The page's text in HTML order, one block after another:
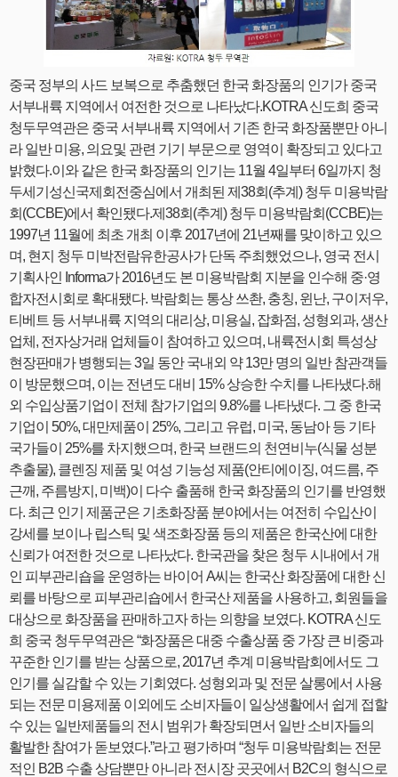
중국 정부의 사드 보복으로 추춤했던 한국 화장품의 인기가 중국
서부내륙 지역에서 여전한 것으로 나타났다.KOTRA 신도희 중국
청두무역관은 중국 서부내륙 지역에서 기존 한국 화장품뿐만 아니
라 일반 미용, 의요및 관련 기기 부문으로 영역이 확장되고 있다고
밝혔다.이와 같은 한국 화장품의 인기는 11월 4일부터 6일까지 청
두세기성신국제회전중심에서 개최된 제38회(추계) 청두 미용박람
회(CCBE)에서 확인됐다.제38회(추계) 청두 미용박람회(CCBE)는
1997년 11월에 최초 개최 이후 2017년에 21년째를 맞이하고 있으
며, 현지 청두 미박전람유한공사가 단독 주최했었으나, 영국 전시
기획사인 Informa가 2016년도 본 미용박람회 지분을 인수해 중·영
합자전시회로 확대됐다. 박람회는 통상 쓰촨, 충칭, 윈난, 구이저우,
티베트 등 서부내륙 지역의 대리상, 미용실, 잡화점, 성형외과, 생산
업체, 전자상거래 업체들이 참여하고 있으며, 내륙전시회 특성상
현장판매가 병행되는 3일 동안 국내외 약 13만 명의 일반 참관객들
이 방문했으며, 이는 전년도 대비 15% 상승한 수치를 나타냈다.해
외 수입상품기업이 전체 참가기업의 9.8%를 나타냈다. 그 중 한국
기업이 50%, 대만제품이 25%, 그리고 유럽, 미국, 동남아 등 기타
국가들이 25%를 차지했으며, 한국 브랜드의 천연비누(식물 성분
추출물), 클렌징 제품 및 여성 기능성 제품(안티에이징, 여드름, 주
근깨, 주름방지, 미백)이 다수 출품해 한국 화장품의 인기를 반영했
다. 최근 인기 제품군은 기초화장품 분야에서는 여전히 수입산이
강세를 보이나 립스틱 및 색조화장품 등의 제품은 한국산에 대한
신뢰가 여전한 것으로 나타났다. 한국관을 찾은 청두 시내에서 개
인 피부관리숍을 운영하는 바이어 A씨는 한국산 화장품에 대한 신
뢰를 바탕으로 피부관리숍에서 한국산 제품을 사용하고, 회원들을
대상으로 화장품을 판매하고자 하는 의향을 보였다. KOTRA 신도
희 중국 청두무역관은 “화장품은 대중 수출상품 중 가장 큰 비중과
꾸준한 인기를 받는 상품으로, 2017년 추계 미용박람회에서도 그
인기를 실감할 수 있는 기회였다. 성형외과 및 전문 살롱에서 사용
되는 전문 미용제품 이외에도 소비자들이 일상생활에서 쉽게 접할
수 있는 일반제품들의 전시 범위가 확장되면서 일반 소비자들의
활발한 참여가 돋보였다.”라고 평가하며 “청두 미용박람회는 전문
적인 B2B 수출 상담뿐만 아니라 전시장 곳곳에서 B2C의 형식으로